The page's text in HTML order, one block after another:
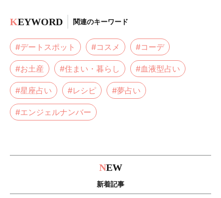
KEYWORD 関連のキーワード
#デートスポット #コスメ #コーデ
#お土産 #住まい・暮らし #血液型占い
#星座占い #レシピ #夢占い
#エンジェルナンバー
NEW
新着記事